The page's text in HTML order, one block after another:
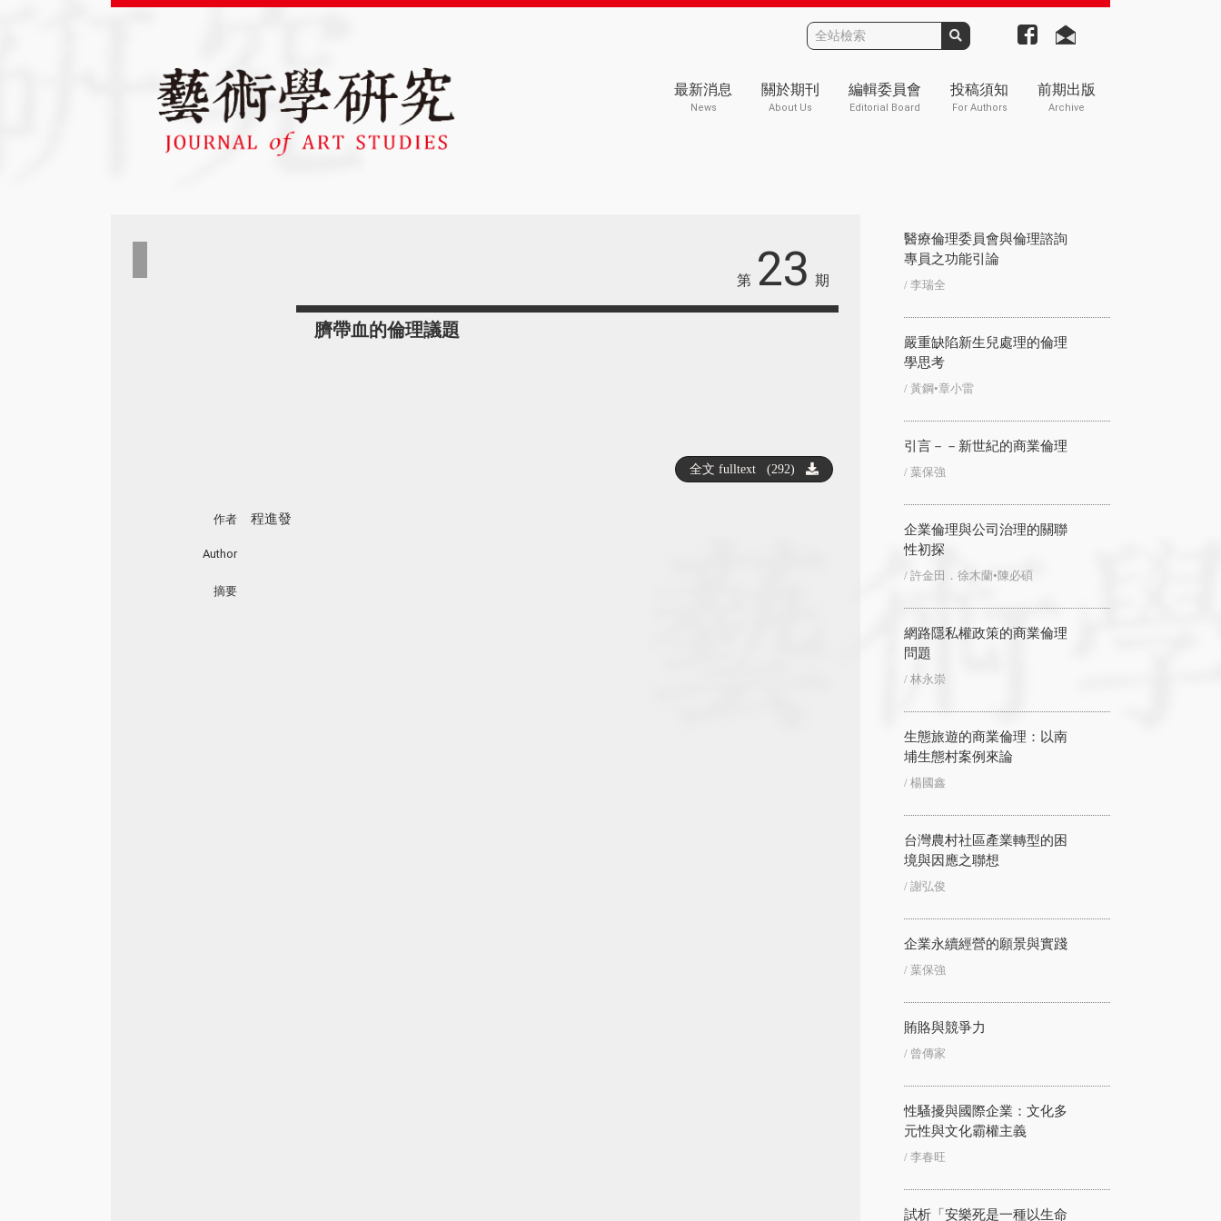
最新消息
News
關於期刊
About Us
編輯委員會
Editorial Board
投稿須知
For Authors
前期出版
Archive
第 23 期
臍帶血的倫理議題
作者 程進發
Author
摘要
醫療倫理委員會與倫理諮詢
專員之功能引論
/ 李瑞全
嚴重缺陷新生兒處理的倫理
學思考
/ 黃鋼•章小雷
引言－－新世紀的商業倫理
/ 葉保強
企業倫理與公司治理的關聯
性初探
/ 許金田．徐木蘭•陳必碩
網路隱私權政策的商業倫理
問題
/ 林永崇
生態旅遊的商業倫理：以南
埔生態村案例來論
/ 楊國鑫
台灣農村社區產業轉型的困
境與因應之聯想
/ 謝弘俊
企業永續經營的願景與實踐
/ 葉保強
賄賂與競爭力
/ 曾傳家
性騷擾與國際企業：文化多
元性與文化霸權主義
/ 李春旺
試析「安樂死是一種以生命